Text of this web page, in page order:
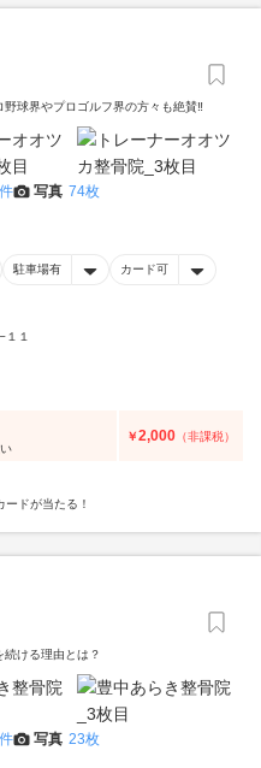
球界やプロゴルフ界の方々も絶賛‼️
写真 74枚
駐車場有 カード可
１
￥2,000 （非課税）
ドが当たる！
ける理由とは？
写真 23枚